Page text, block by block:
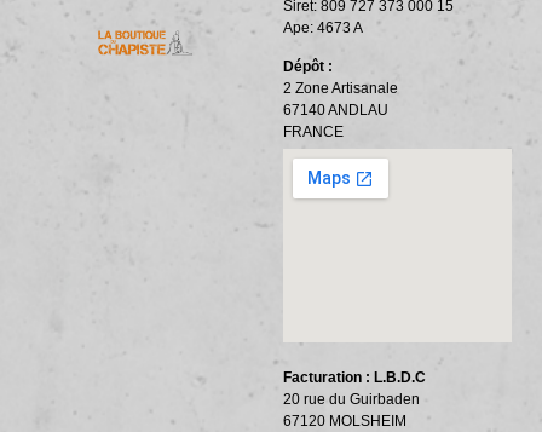
Siret: 809 727 373 000 15
Ape: 4673 A
Dépôt :
2 Zone Artisanale
67140 ANDLAU
FRANCE
Facturation : L.B.D.C
20 rue du Guirbaden
67120 MOLSHEIM